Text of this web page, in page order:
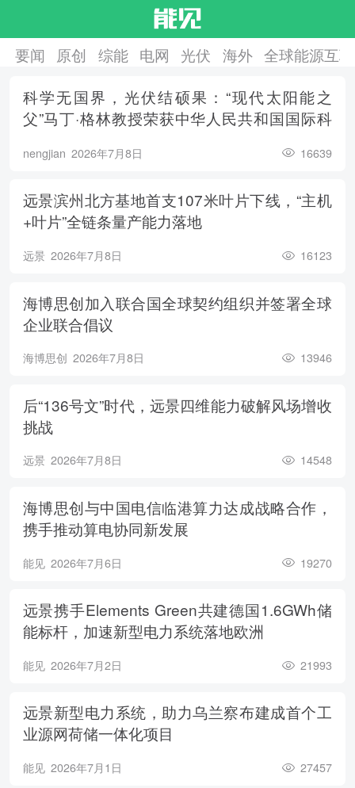
要闻 原创 综能 电网 光伏 海外 全球能源互
科学无国界，光伏结硕果：“现代太阳能之
父”马丁·格林教授荣获中华人民共和国国际科
nengjian 2026年7月8日 16639
远景滨州北方基地首支107米叶片下线，“主机
+叶片”全链条量产能力落地
远景 2026年7月8日 16123
海博思创加入联合国全球契约组织并签署全球
企业联合倡议
海博思创 2026年7月8日 13946
后“136号文”时代，远景四维能力破解风场增收
挑战
远景 2026年7月8日 14548
海博思创与中国电信临港算力达成战略合作，
携手推动算电协同新发展
能见 2026年7月6日 19270
远景携手Elements Green共建德国1.6GWh储
能标杆，加速新型电力系统落地欧洲
能见 2026年7月2日 21993
远景新型电力系统，助力乌兰察布建成首个工
业源网荷储一体化项目
能见 2026年7月1日 27457